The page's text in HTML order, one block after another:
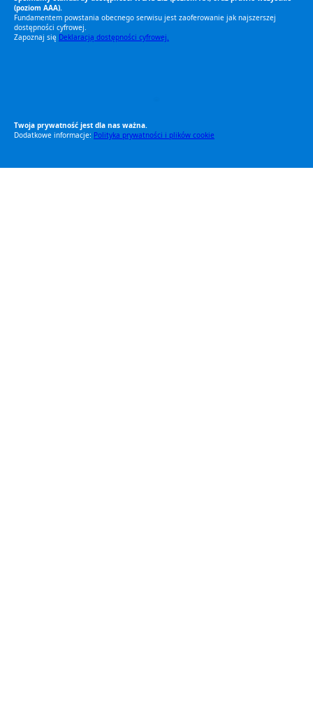
(poziom AAA).
Fundamentem powstania obecnego serwisu jest zaoferowanie jak najszerszej
dostępności cyfrowej.
Zapoznaj się Deklaracją dostępności cyfrowej.
Twoja prywatność jest dla nas ważna.
Dodatkowe informacje: Polityka prywatności i plików cookie